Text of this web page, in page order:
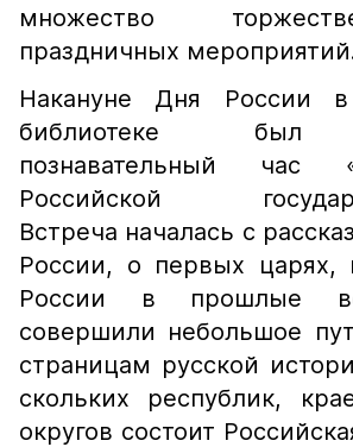
множество
праздничных
Накануне Дня России в
библиотеке был
познавательный час
Российской
Встреча началась с
России, о первых царях,
России в прошлые
совершили небольшое
страницам русской
скольких республик,
округов состоит